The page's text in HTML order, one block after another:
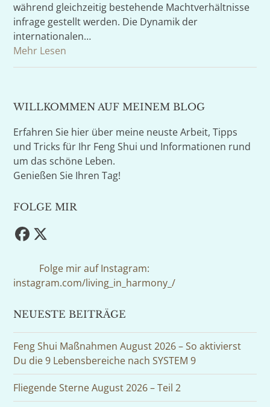
während gleichzeitig bestehende Machtverhältnisse
infrage gestellt werden. Die Dynamik der
internationalen…
Mehr Lesen
WILLKOMMEN AUF MEINEM BLOG
Erfahren Sie hier über meine neuste Arbeit, Tipps
und Tricks für Ihr Feng Shui und Informationen rund
um das schöne Leben.
Genießen Sie Ihren Tag!
FOLGE MIR
Facebook
Twitter
Folge mir auf Instagram:
instagram.com/living_in_harmony_/
NEUESTE BEITRÄGE
Feng Shui Maßnahmen August 2026 – So aktivierst
Du die 9 Lebensbereiche nach SYSTEM 9
Fliegende Sterne August 2026 – Teil 2